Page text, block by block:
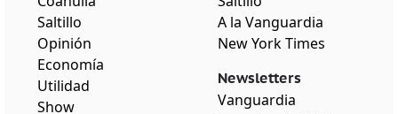
Saltillo
Opinión
Economía
Utilidad
Show
A la Vanguardia
New York Times
Newsletters
Vanguardia